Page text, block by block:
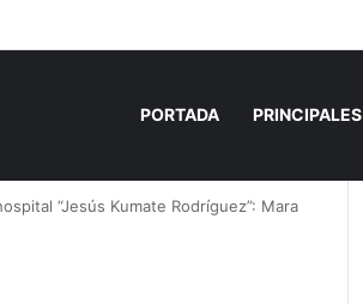
involucrada en balacera en Carrillo Puerto
PORTADA PRINCIPALES
“Jesús Kumate Rodríguez”: Mara